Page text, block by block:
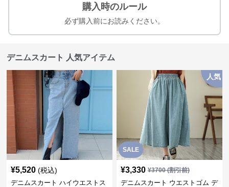
購入時のルール
必ず購入前にお読みください。
デニムスカート 人気アイテム
¥5,520 (税込)
デニムスカート ハイウエストス
SALE
人気
¥3,330 ¥3700(割引前)
デニムスカート ウエストゴム デ